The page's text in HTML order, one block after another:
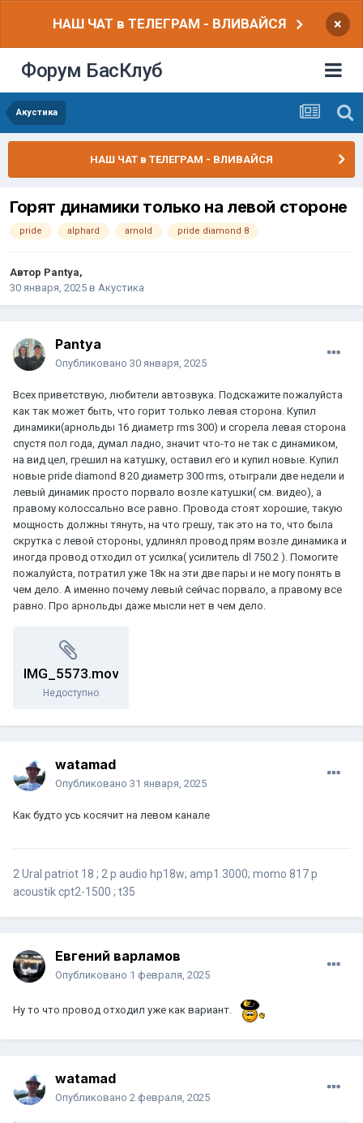
НАШ ЧАТ в ТЕЛЕГРАМ - ВЛИВАЙСЯ ×
Форум БасКлуб
Акустика
НАШ ЧАТ в ТЕЛЕГРАМ - ВЛИВАЙСЯ
Горят динамики только на левой стороне
pride alphard arnold pride diamond 8
Автор Pantya,
30 января, 2025 в Акустика
Pantya
Опубликовано 30 января, 2025
Всех приветствую, любители автозвука. Подскажите пожалуйста
как так может быть, что горит только левая сторона. Купил
динамики(арнольды 16 диаметр rms 300) и сгорела левая сторона
спустя пол года, думал ладно, значит что-то не так с динамиком,
на вид цел, грешил на катушку, оставил его и купил новые. Купил
новые pride diamond 8 20 диаметр 300 rms, отыграли две недели и
левый динамик просто порвало возле катушки( см. видео), а
правому колоссально все равно. Провода стоят хорошие, такую
мощность должны тянуть, на что грешу, так это на то, что была
скрутка с левой стороны, удлинял провод прям возле динамика и
иногда провод отходил от усилка( усилитель dl 750.2 ). Помогите
пожалуйста, потратил уже 18к на эти две пары и не могу понять в
чем дело. А именно почему левый сейчас порвало, а правому все
равно. Про арнольды даже мысли нет в чем дело.
IMG_5573.mov
Недоступно
watamad
Опубликовано 31 января, 2025
Как будто усь косячит на левом канале
2 Ural patriot 18 ; 2 p audio hp18w; amp1.3000; momo 817 p
acoustik cpt2-1500 ; t35
Евгений варламов
Опубликовано 1 февраля, 2025
Ну то что провод отходил уже как вариант.
watamad
Опубликовано 2 февраля, 2025